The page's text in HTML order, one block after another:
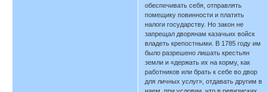
обеспечивать себя, отправлять
помещику повинности и платить
налоги государству. Но закон не
запрещал дворянам казачьих войск
владеть крепостными. В 1785 году им
было разрешено лишать крестьян
земли и «держать их на корму, как
работников или брать к себе во двор
для личных услуг», отдавать другим в